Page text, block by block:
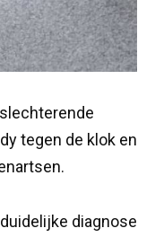
tegen de klok en
diagnose